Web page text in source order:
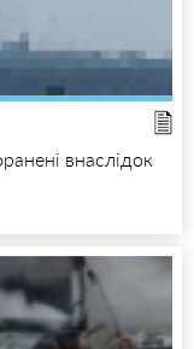
внаслідок